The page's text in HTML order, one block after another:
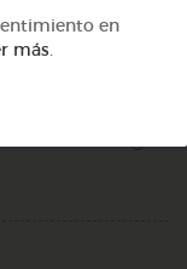
en
más.